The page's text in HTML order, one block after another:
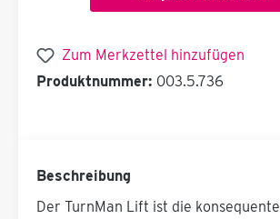
Zum Merkzettel hinzufügen
Produktnummer: 003.5.736
Beschreibung
Der TurnMan Lift ist die konsequente